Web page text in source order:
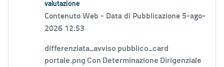
valutazione
Contenuto Web - Data di Pubblicazione 5-ago-
2026 12.53
differenziata_avviso pubblico_card
portale.png Con Determinazione Dirigenziale